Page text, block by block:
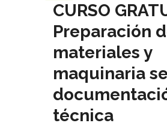
CURSO
Preparación
materiales y
maquinaria
técnica